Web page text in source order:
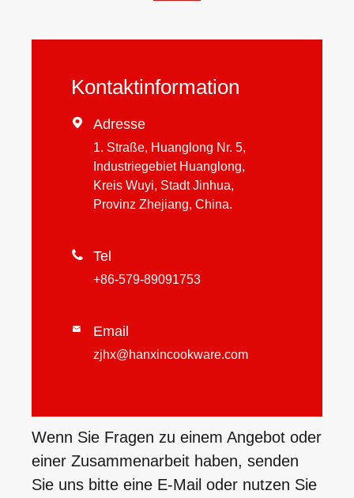
Kontaktinformation
 Adresse
1. Straße, Huanglong Nr. 5,
Industriegebiet Huanglong,
Kreis Wuyi, Stadt Jinhua,
Provinz Zhejiang, China.
 Tel
+86-579-89091753
 Email
zjhx@hanxincookware.com
Wenn Sie Fragen zu einem Angebot oder
einer Zusammenarbeit haben, senden
Sie uns bitte eine E-Mail oder nutzen Sie